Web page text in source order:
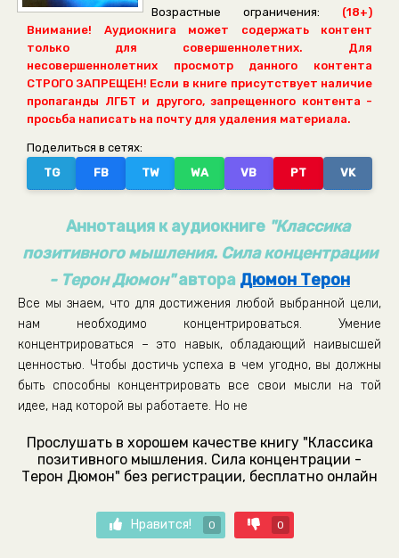
Возрастные ограничения:
(18+)
Внимание! Аудиокнига может содержать контент
только для совершеннолетних. Для
несовершеннолетних просмотр данного контента
СТРОГО ЗАПРЕЩЕН! Если в книге присутствует наличие
пропаганды ЛГБТ и другого, запрещенного контента -
просьба написать на почту для удаления материала.
Поделиться в сетях:
TG
FB TW WA VB PT VK
Аннотация к аудиокниге "Классика
позитивного мышления. Сила концентрации
- Терон Дюмон"автора Дюмон Терон
Все мы знаем, что для достижения любой выбранной цели,
нам необходимо концентрироваться. Умение
концентрироваться – это навык, обладающий наивысшей
ценностью. Чтобы достичь успеха в чем угодно, вы должны
быть способны концентрировать все свои мысли на той
идее, над которой вы работаете. Но не
Прослушать в хорошем качестве книгу "Классика
позитивного мышления. Сила концентрации -
Терон Дюмон" без регистрации, бесплатно онлайн
Нравится! 0 0